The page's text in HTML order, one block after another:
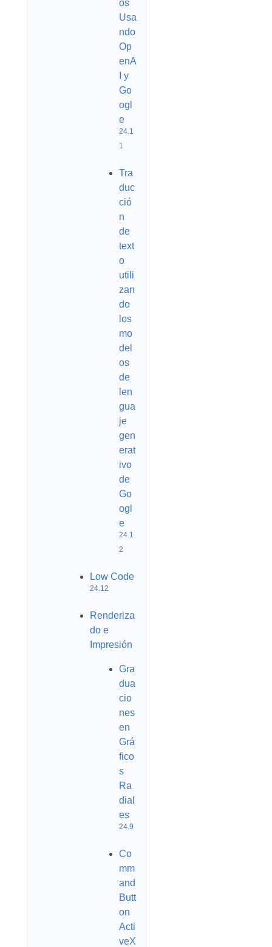
os
Usa
ndo
Op
enA
I y
Go
ogl
e
24.1
1
Tra
duc
ció
n
de
text
o
utili
zan
do
los
mo
del
os
de
len
gua
je
gen
erat
ivo
de
Go
ogl
e
24.1
2
Low Code
24.12
Renderiza
do e
Impresión
Gra
dua
cio
nes
en
Grá
fico
s
Ra
dial
es
24.9
Co
mm
and
Butt
on
Acti
veX